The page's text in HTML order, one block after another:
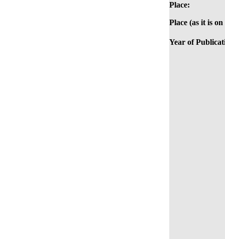
Place:
Place (as it is
Year of